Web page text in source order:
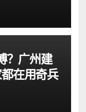
？广州建
在用奇兵